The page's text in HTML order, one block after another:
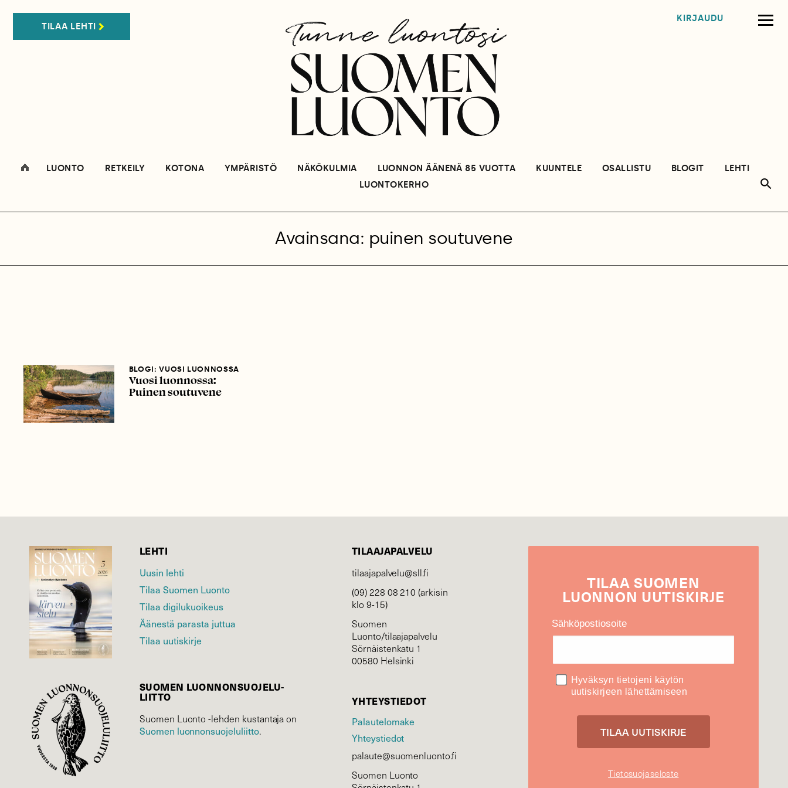
TILAA LEHTI
KIRJAUDU
LUONTO RETKEILY KOTONA YMPÄRISTÖ NÄKÖKULMIA LUONNON ÄÄNENÄ 85 VUOTTA KUUNTELE OSALLISTU BLOGIT
LEHTI
LUONTOKERHO
Avainsana: puinen soutuvene
BLOGI: VUOSI LUONNOSSA
Vuosi luonnossa:
Puinen soutuvene
LEHTI
Uusin lehti
Tilaa Suomen Luonto
Tilaa digilukuoikeus
Äänestä parasta juttua
Tilaa uutiskirje
SUOMEN LUONNON­SUOJELU­
LIITTO
Suomen Luonto -lehden kustantaja on
Suomen luonnonsuojelu­liitto.
TILAAJAPALVELU
tilaajapalvelu@sll.fi
(09) 228 08 210 (arkisin
klo 9-15)
Suomen
Luonto/tilaajapalvelu
Sörnäistenkatu 1
00580 Helsinki
YHTEYSTIEDOT
Palautelomake
Yhteystiedot
palaute@suomenluonto.fi
Suomen Luonto
TILAASUOMEN
LUONNON UUTIS­KIRJE
Sähköpostiosoite
Hyväksyn tietojeni käytön
uutiskirjeen lähettämiseen
Tietosuojaseloste